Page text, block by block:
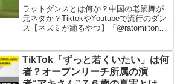
が踊るやつ】「@ratomilton」や
フォートナイトのダンスエモート
「クリスクロス」を調べる
ラットダンスとは何か？中国の老鼠舞が
元ネタか？TiktokやYoutubeで流行のダン
ス【ネズミが踊るやつ】「@ratomilton」
ットダンス」これは何のダンスなので...
TikTok「ずっと若くいたい」は何
者？オープンリーチ所属の演